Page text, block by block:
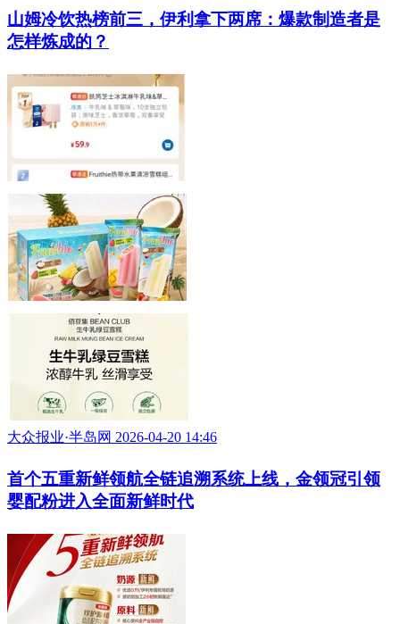
大众报业·半岛网 2026-05-06 16:32
跨越山海，链上共赢！伊利战略供应商大会圆满举
大众报业·半岛网 2026-04-27 09:12
伊利与海尔等企业共同发布《珍爱自然：可持续发
展生态约定》
大众报业·半岛网 2026-04-23 11:01
山姆冷饮热榜前三，伊利拿下两席：爆款制造者是